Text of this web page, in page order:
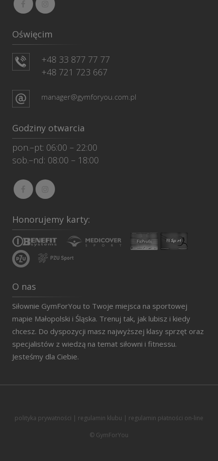
Oświęcim
+48 33 877 77 77
+48 721 723 667
manager@gymforyou.com.pl
Godziny otwarcia
pon.–pt: 06:00 – 22:00
sob.–nd: 08:00 – 18:00
Honorujemy karty:
O nas
Siłownie GymForYou to Twoje miejsca na sportowej
mapie Małopolski i Śląska. Trenuj tak, jak lubisz i kiedy
chcesz. Do dyspozycji masz najwyższej klasy sprzęt oraz
specjalistów z wiedzą na temat siłowni i fitnessu.
Jesteśmy dla Ciebie.
polityka prywatności | regulamin klubu | regulamin płatności on-line
© GymForYou